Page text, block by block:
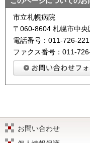
市立札幌病院
〒060-8604 札幌市中
電話番号：011-726-
ファクス番号：011-
お問い合わせ